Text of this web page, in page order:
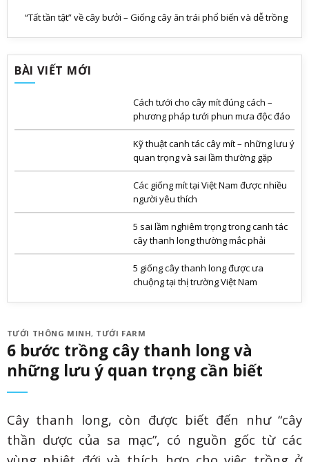
TƯỚI THÔNG MINH, TƯỚI FARM
6 bước trồng cây thanh long và
những lưu ý quan trọng cần biết
Cây thanh long, còn được biết đến như “cây
thần dược của sa mạc”, có nguồn gốc từ các
“Tất tần tật” về cây bưởi – Giống cây ăn trái phổ biến và dễ trồng
BÀI VIẾT MỚI
Cách tưới cho cây mít đúng cách –
phương pháp tưới phun mưa độc đáo
Kỹ thuật canh tác cây mít – những lưu ý
quan trọng và sai lầm thường gặp
Các giống mít tại Việt Nam được nhiều
người yêu thích
5 sai lầm nghiêm trọng trong canh tác
cây thanh long thường mắc phải
5 giống cây thanh long được ưa
chuộng tại thị trường Việt Nam